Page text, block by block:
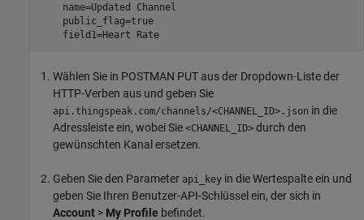
    name=Updated Channel
    public_flag=true
    field1=Heart Rate
Wählen Sie in POSTMAN PUT aus der Dropdown-Liste der
HTTP-Verben aus und geben Sie
api.thingspeak.com/channels/<CHANNEL_ID>.json in die
Adressleiste ein, wobei Sie <CHANNEL_ID> durch den
gewünschten Kanal ersetzen.
Geben Sie den Parameter api_key in die Wertespalte ein und
geben Sie Ihren Benutzer-API-Schlüssel ein, der sich in
Account > My Profile befindet.